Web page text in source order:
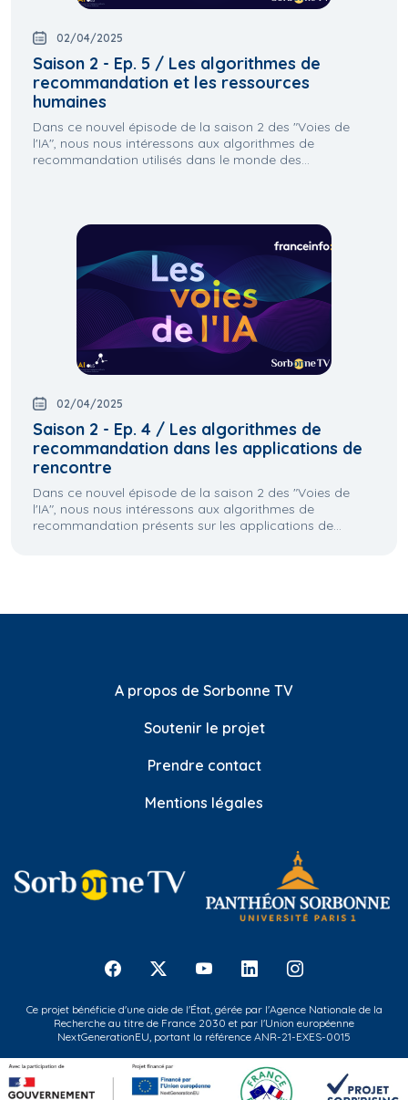
02/04/2025
Saison 2 - Ep. 5 / Les algorithmes de
recommandation et les ressources
humaines
Dans ce nouvel épisode de la saison 2 des "Voies de
l'IA", nous nous intéressons aux algorithmes de
recommandation utilisés dans le monde des...
02/04/2025
Saison 2 - Ep. 4 / Les algorithmes de
recommandation dans les applications de
rencontre
Dans ce nouvel épisode de la saison 2 des "Voies de
l'IA", nous nous intéressons aux algorithmes de
recommandation présents sur les applications de...
A propos de Sorbonne TV
Soutenir le projet
Prendre contact
Mentions légales
Ce projet bénéficie d'une aide de l'État, gérée par l'Agence Nationale de la
Recherche au titre de France 2030 et par l'Union européenne
NextGenerationEU, portant la référence ANR-21-EXES-0015